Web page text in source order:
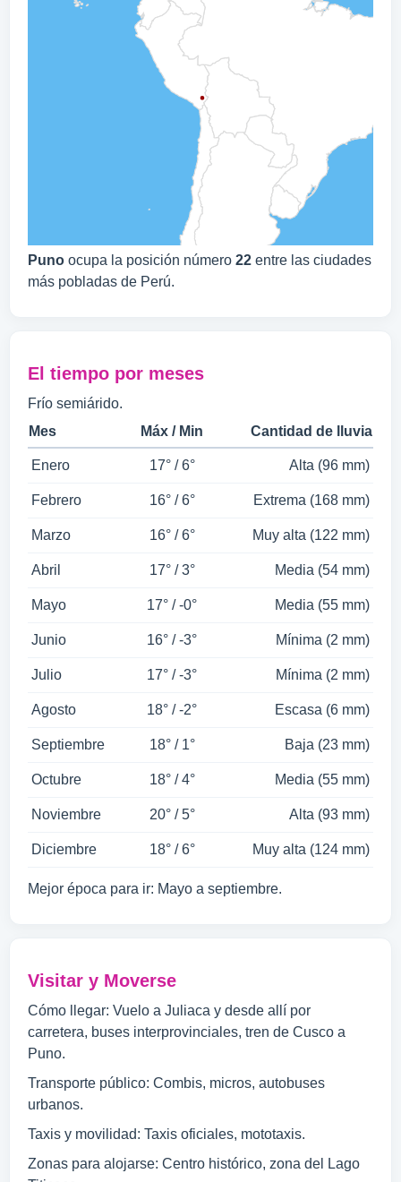
Puno ocupa la posición número 22 entre las ciudades
más pobladas de Perú.
El tiempo por meses
Frío semiárido.
Mes
Máx / Min Cantidad de lluvia
Enero 17° / 6° Alta (96 mm)
Febrero 16° / 6° Extrema (168 mm)
Marzo 16° / 6° Muy alta (122 mm)
Abril 17° / 3° Media (54 mm)
Mayo 17° / -0° Media (55 mm)
Junio 16° / -3° Mínima (2 mm)
Julio 17° / -3° Mínima (2 mm)
Agosto 18° / -2° Escasa (6 mm)
Septiembre 18° / 1° Baja (23 mm)
Octubre 18° / 4° Media (55 mm)
Noviembre 20° / 5° Alta (93 mm)
Diciembre 18° / 6° Muy alta (124 mm)
Mejor época para ir: Mayo a septiembre.
Visitar y Moverse
Cómo llegar: Vuelo a Juliaca y desde allí por
carretera, buses interprovinciales, tren de Cusco a
Puno.
Transporte público: Combis, micros, autobuses
urbanos.
Taxis y movilidad: Taxis oficiales, mototaxis.
Zonas para alojarse: Centro histórico, zona del Lago